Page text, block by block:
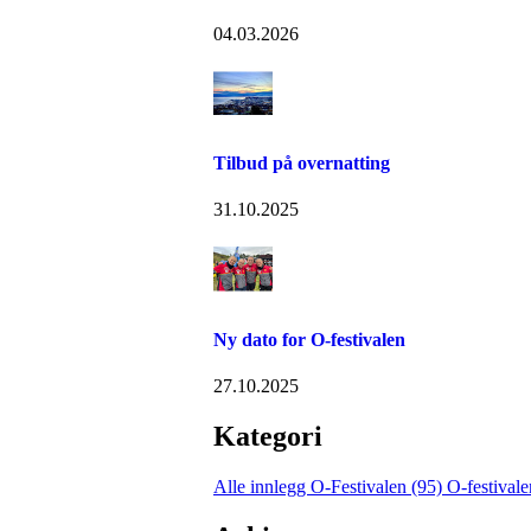
04.03.2026
Tilbud på overnatting
31.10.2025
Ny dato for O-festivalen
27.10.2025
Kategori
Alle innlegg O-Festivalen (95) O-